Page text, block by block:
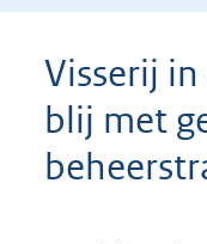
Visserij
blij met